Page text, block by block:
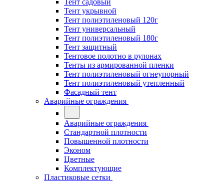
Тент садовый
Тент укрывной
Тент полиэтиленовый 120г
Тент универсальный
Тент полиэтиленовый 180г
Тент защитный
Тентовое полотно в рулонах
Тенты из армированной пленки
Тент полиэтиленовый огнеупорный
Тент полиэтиленовый утепленный
Фасадный тент
Аварийные ограждения
Аварийные ограждения
Стандартной плотности
Повышенной плотности
Эконом
Цветные
Комплектующие
Пластиковые сетки